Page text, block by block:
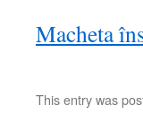
Macheta
This entry was